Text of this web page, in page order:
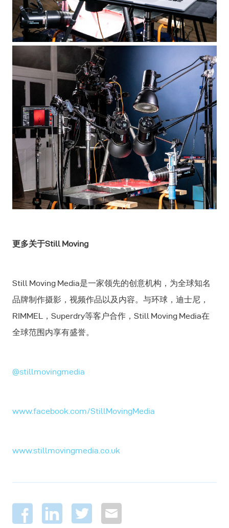
更多关于Still Moving
Still Moving Media是一家领先的创意机构，为全球知名
品牌制作摄影，视频作品以及内容。与环球，迪士尼，
RIMMEL，Superdry等客户合作，Still Moving Media在
全球范围内享有盛誉。
@stillmovingmedia
www.facebook.com/StillMovingMedia
www.stillmovingmedia.co.uk